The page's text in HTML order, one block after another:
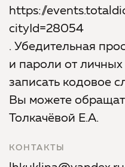
https://
cityId=28054
. Убедительная
и пароли от
записать кодовое
Вы можете
Толкачёвой Е.А.
КОНТАКТЫ